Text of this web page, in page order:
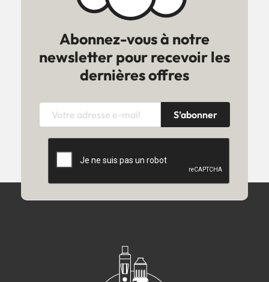
Abonnez-vous à notre
newsletter pour recevoir les
dernières offres